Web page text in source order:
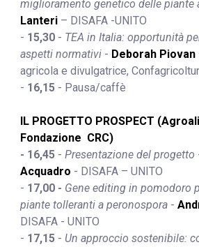
miglioramento genetico delle piante
Lanteri – DISAFA -UNITO
- 15,30 - TEA in Italia: opportunità
aspetti normativi - Deborah Piovan
agricola e divulgatrice,
- 16,15 - Pausa/caffè
IL PROGETTO PROSPECT
Fondazione  CRC)
- 16,45 - Presentazione del progetto
Acquadro - DISAFA – UNITO
- 17,00 - Gene editing in pomodoro
piante tolleranti a peronospora -
DISAFA - UNITO
- 17,15 - Un approccio sostenibile: